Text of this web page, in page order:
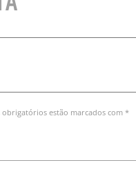
estão marcados com *